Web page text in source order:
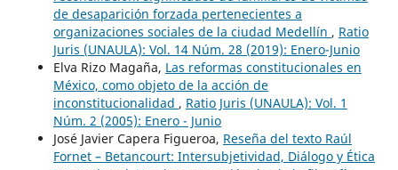
de desaparición forzada pertenecientes a
organizaciones sociales de la ciudad Medellín , Ratio
Juris (UNAULA): Vol. 14 Núm. 28 (2019): Enero-Junio
Elva Rizo Magaña, Las reformas constitucionales en
México, como objeto de la acción de
inconstitucionalidad , Ratio Juris (UNAULA): Vol. 1
Núm. 2 (2005): Enero - Junio
José Javier Capera Figueroa, Reseña del texto Raúl
Fornet – Betancourt: Intersubjetividad, Diálogo y Ética